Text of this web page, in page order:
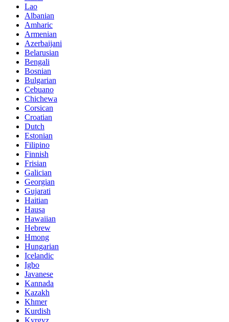
Lao
Albanian
Amharic
Armenian
Azerbaijani
Belarusian
Bengali
Bosnian
Bulgarian
Cebuano
Chichewa
Corsican
Croatian
Dutch
Estonian
Filipino
Finnish
Frisian
Galician
Georgian
Gujarati
Haitian
Hausa
Hawaiian
Hebrew
Hmong
Hungarian
Icelandic
Igbo
Javanese
Kannada
Kazakh
Khmer
Kurdish
Kyrgyz